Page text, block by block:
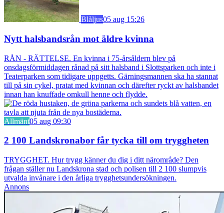
Blåljus05 aug 15:26
Nytt halsbandsrån mot äldre kvinna
RÅN - RÄTTELSE. En kvinna i 75-årsåldern blev på
onsdagsförmiddagen rånad på sitt halsband i Slottsparken och inte i
Teaterparken som tidigare uppgetts. Gärningsmannen ska ha stannat
till på sin cykel, pratat med kvinnan och därefter ryckt av halsbandet
innan han knuffade omkull henne och flydde.
Allmänt05 aug 09:30
2 100 Landskronabor får tycka till om tryggheten
TRYGGHET. Hur trygg känner du dig i ditt närområde? Den
frågan ställer nu Landskrona stad och polisen till 2 100 slumpvis
utvalda invånare i den årliga trygghetsundersökningen.
Annons